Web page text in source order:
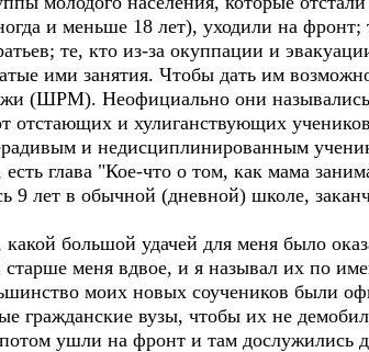
и меньше 18 лет), уходили на
те, кто из-за окуппации и
ими занятия. Чтобы дать им
(ШРМ). Неофициально они
отстающих и хулиганствующих
и недисциплинированным
глава "Кое-что о том, как мама
9 лет в обычной (дневной) школе,
большой удачей для меня было
меня вдвое, и я называл их по
моих новых соучеников были
гражданские вузы, чтобы их не
ушли на фронт и там дослужились